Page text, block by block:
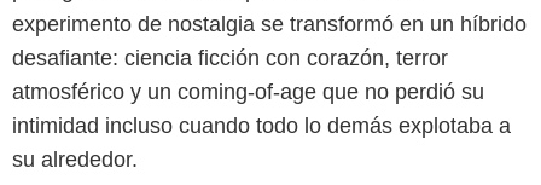
experimento de nostalgia se transformó en un híbrido
desafiante: ciencia ficción con corazón, terror
atmosférico y un coming-of-age que no perdió su
intimidad incluso cuando todo lo demás explotaba a
su alrededor.